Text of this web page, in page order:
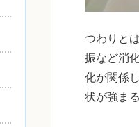
つわりと
振など消
化が関係
状が強ま